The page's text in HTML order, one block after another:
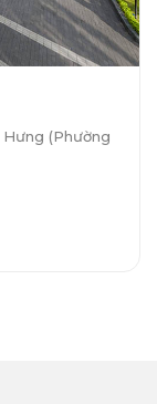
(Phường